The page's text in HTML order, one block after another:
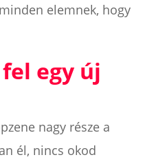
elemnek, hogy
egy új
nagy része a
él, nincs okod